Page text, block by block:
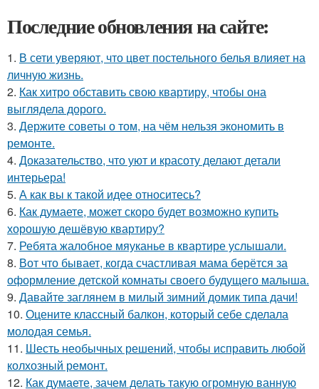
Последние обновления на сайте:
1. В сети уверяют, что цвет постельного белья влияет на
личную жизнь.
2. Как хитро обставить свою квартиру, чтобы она
выглядела дорого.
3. Держите советы о том, на чём нельзя экономить в
ремонте.
4. Доказательство, что уют и красоту делают детали
интерьера!
5. А как вы к такой идее относитесь?
6. Как думаете, может скоро будет возможно купить
хорошую дешёвую квартиру?
7. Ребята жалобное мяуканье в квартире услышали.
8. Вот что бывает, когда счастливая мама берётся за
оформление детской комнаты своего будущего малыша.
9. Давайте заглянем в милый зимний домик типа дачи!
10. Оцените классный балкон, который себе сделала
молодая семья.
11. Шесть необычных решений, чтобы исправить любой
колхозный ремонт.
12. Как думаете, зачем делать такую огромную ванную